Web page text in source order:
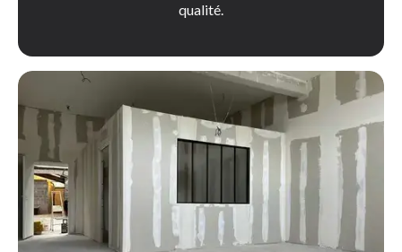
qualité.